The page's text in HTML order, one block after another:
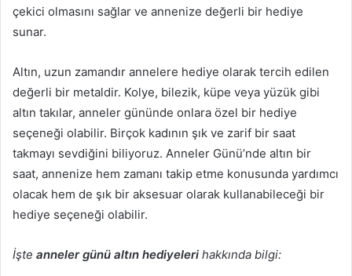
çekici olmasını sağlar ve annenize değerli bir hediye
sunar.
Altın, uzun zamandır annelere hediye olarak tercih edilen
değerli bir metaldir. Kolye, bilezik, küpe veya yüzük gibi
altın takılar, anneler gününde onlara özel bir hediye
seçeneği olabilir. Birçok kadının şık ve zarif bir saat
takmayı sevdiğini biliyoruz. Anneler Günü’nde altın bir
saat, annenize hem zamanı takip etme konusunda yardımcı
olacak hem de şık bir aksesuar olarak kullanabileceği bir
hediye seçeneği olabilir.
İşte anneler günü altın hediyeleri hakkında bilgi: